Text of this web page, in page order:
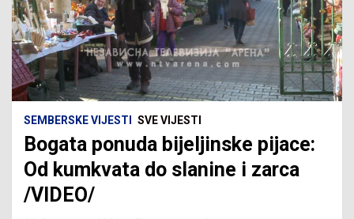
SEMBERSKE VIJESTI SVE VIJESTI
Bogata ponuda bijeljinske pijace:
Od kumkvata do slanine i zarca
/VIDEO/